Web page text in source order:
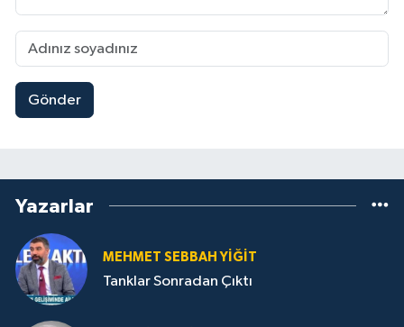
Gönder
Yazarlar
MEHMET SEBBAH YİĞİT
Tanklar Sonradan Çıktı